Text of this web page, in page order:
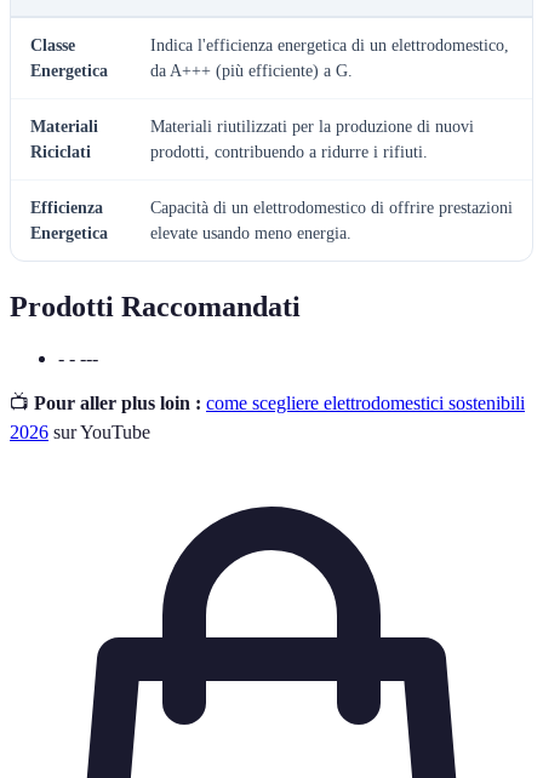
Classe
Energetica
Indica l'efficienza energetica di un elettrodomestico,
da A+++ (più efficiente) a G.
Materiali
Riciclati
Materiali riutilizzati per la produzione di nuovi
prodotti, contribuendo a ridurre i rifiuti.
Efficienza
Energetica
Capacità di un elettrodomestico di offrire prestazioni
elevate usando meno energia.
Prodotti Raccomandati
- - ---
📺 Pour aller plus loin : come scegliere elettrodomestici sostenibili
2026 sur YouTube